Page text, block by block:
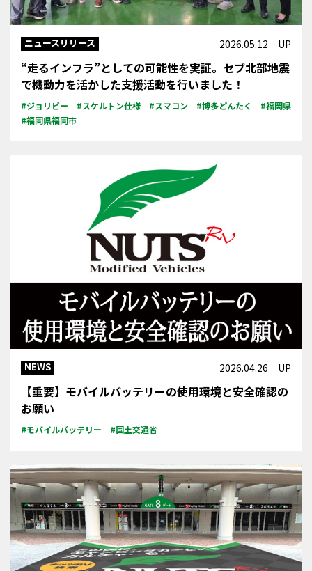
ニュースリリース 2026.05.12 UP
“走るインフラ”としての可能性を実証。セブ北部地震
で機動力を活かした支援活動を行いました！
#ジョリビー #スケルトン仕様 #スマコン #博多どんたく
#福岡県
#福岡県福岡市
NEWS 2026.04.26 UP
【重要】モバイルバッテリーの使用環境と安全確認の
お願い
#モバイルバッテリー #国土交通省